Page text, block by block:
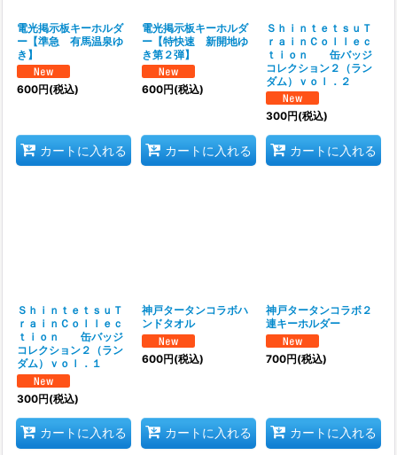
電光掲示板キーホルダ
ー【準急 有馬温泉ゆ
き】
600円(税込)
カートに入れる
電光掲示板キーホルダ
ー【特快速 新開地ゆ
き第２弾】
600円(税込)
カートに入れる
ＳｈｉｎｔｅｔｓｕＴ
ｒａｉｎＣｏｌｌｅｃ
ｔｉｏｎ 缶バッジ
コレクション２（ラン
ダム）ｖｏｌ．２
300円(税込)
カートに入れる
ＳｈｉｎｔｅｔｓｕＴ
ｒａｉｎＣｏｌｌｅｃ
ｔｉｏｎ 缶バッジ
コレクション２（ラン
ダム）ｖｏｌ．１
300円(税込)
カートに入れる
神戸タータンコラボハ
ンドタオル
600円(税込)
カートに入れる
神戸タータンコラボ２
連キーホルダー
700円(税込)
カートに入れる